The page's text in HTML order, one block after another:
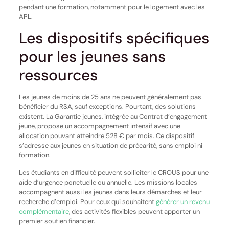
pendant une formation, notamment pour le logement avec les
APL.
Les dispositifs spécifiques
pour les jeunes sans
ressources
Les jeunes de moins de 25 ans ne peuvent généralement pas
bénéficier du RSA, sauf exceptions. Pourtant, des solutions
existent. La Garantie jeunes, intégrée au Contrat d’engagement
jeune, propose un accompagnement intensif avec une
allocation pouvant atteindre 528 € par mois. Ce dispositif
s’adresse aux jeunes en situation de précarité, sans emploi ni
formation.
Les étudiants en difficulté peuvent solliciter le CROUS pour une
aide d’urgence ponctuelle ou annuelle. Les missions locales
accompagnent aussi les jeunes dans leurs démarches et leur
recherche d’emploi. Pour ceux qui souhaitentgénérer un revenu
complémentaire, des activités flexibles peuvent apporter un
premier soutien financier.